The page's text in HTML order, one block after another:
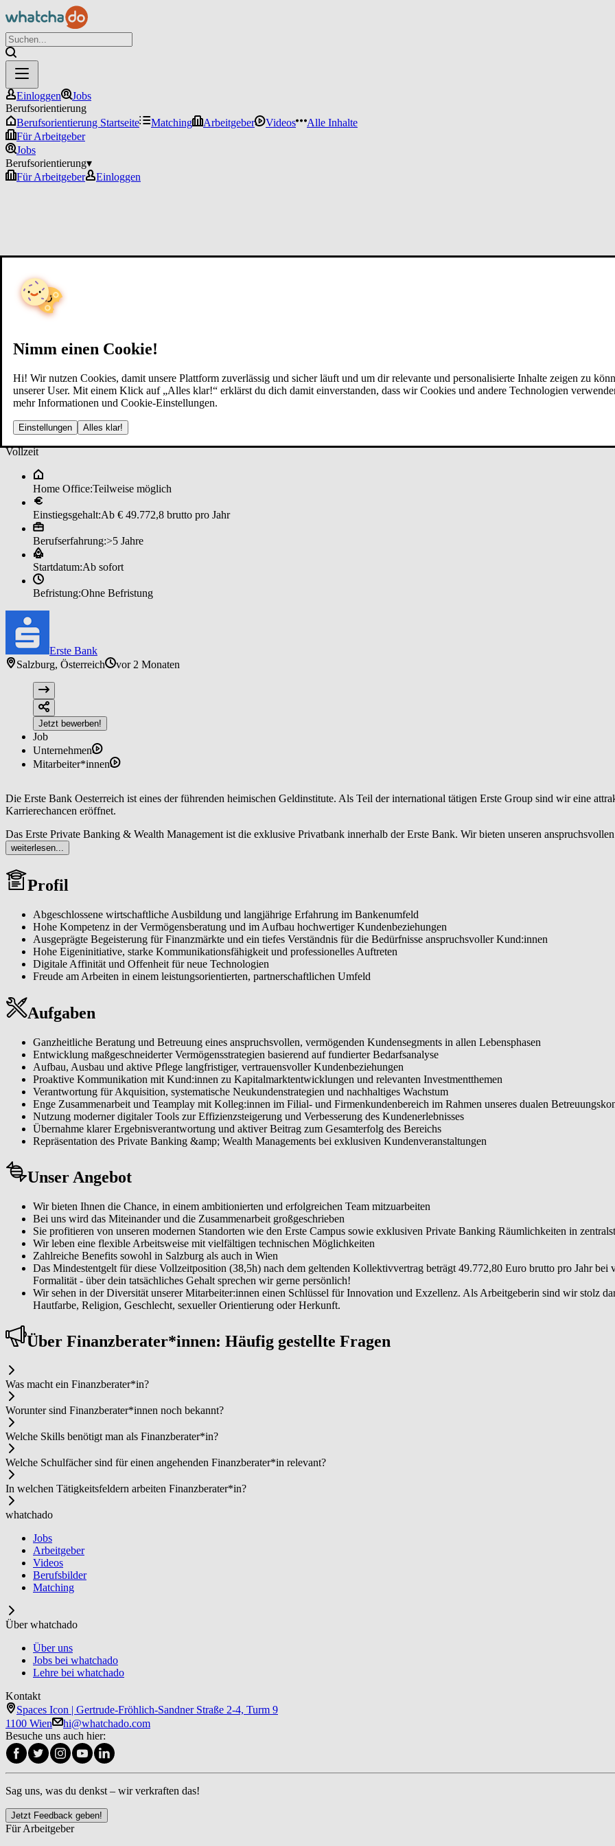
Nimm einen Cookie!
Hi! Wir nutzen Cookies, damit unsere Plattform zuverlässig und sicher läuft und um dir relevante und personalisierte Inhalte zeigen zu
unserer User. Mit einem Klick auf „Alles klar!“ erklärst du dich damit einverstanden, dass wir Cookies und andere Technologien
mehr Informationen und Cookie-Einstellungen.
Einstellungen Alles klar!
Einloggen
Jobs
Berufsorientierung
Berufsorientierung Startseite
Matching Arbeitgeber Videos
Alle Inhalte
Für Arbeitgeber
Jobs
Berufsorientierung▾
Für Arbeitgeber
Einloggen
Pri­va­te Ban­kin­g & Wealt­h ­Ma­nage­men­t - Be­ra­ter:in (w/m/d)
Vollzeit
Home Office:Teilweise möglich
Einstiegsgehalt:Ab € 49.772,8 brutto pro Jahr
Berufserfahrung:>5 Jahre
Startdatum:Ab sofort
Befristung:Ohne Befristung
Erste Bank
Salzburg, Österreich
vor 2 Monaten
Jetzt bewerben!
Job
Unternehmen
Mitarbeiter*innen
Die Erste Bank Oesterreich ist eines der führenden heimischen Geldinstitute. Als Teil der international tätigen Erste Group sind wir eine
Karrierechancen eröffnet.
Das Erste Private Banking & Wealth Management ist die exklusive Privatbank innerhalb der Erste Bank. Wir bieten unseren
exzellenter persönliche Betreuung, unterstützt durch modernste digitale Lösungen. Unsere Kund:innen erleben das modernste Private
einer internationalen Universalbank mit Töchtern in Zentraleuropa und über 200 Jahren Erfahrung, Stabilität und Sicherheit kombiniert.
Zur Verstärkung unseres Standortes in Salzburg suchen wir erfahrene Berater:innen mit Leidenschaft für Finanzmärkte, ausgeprägter
Privatkund:innen.
weiterlesen...
Profil
Abgeschlossene wirtschaftliche Ausbildung und langjährige Erfahrung im Bankenumfeld
Hohe Kompetenz in der Vermögensberatung und im Aufbau hochwertiger Kundenbeziehungen
Ausgeprägte Begeisterung für Finanzmärkte und ein tiefes Verständnis für die Bedürfnisse anspruchsvoller Kund:innen
Hohe Eigeninitiative, starke Kommunikationsfähigkeit und professionelles Auftreten
Digitale Affinität und Offenheit für neue Technologien
Freude am Arbeiten in einem leistungsorientierten, partnerschaftlichen Umfeld
Aufgaben
Ganzheitliche Beratung und Betreuung eines anspruchsvollen, vermögenden Kundensegments in allen Lebensphasen
Entwicklung maßgeschneiderter Vermögensstrategien basierend auf fundierter Bedarfsanalyse
Aufbau, Ausbau und aktive Pflege langfristiger, vertrauensvoller Kundenbeziehungen
Proaktive Kommunikation mit Kund:innen zu Kapitalmarktentwicklungen und relevanten Investmentthemen
Verantwortung für Akquisition, systematische Neukundenstrategien und nachhaltiges Wachstum
Enge Zusammenarbeit und Teamplay mit Kolleg:innen im Filial- und Firmenkundenbereich im Rahmen unseres dualen
Nutzung moderner digitaler Tools zur Effizienzsteigerung und Verbesserung des Kundenerlebnisses
Übernahme klarer Ergebnisverantwortung und aktiver Beitrag zum Gesamterfolg des Bereichs
Repräsentation des Private Banking &amp; Wealth Managements bei exklusiven Kundenveranstaltungen
Unser Angebot
Wir bieten Ihnen die Chance, in einem ambitionierten und erfolgreichen Team mitzuarbeiten
Bei uns wird das Miteinander und die Zusammenarbeit großgeschrieben
Sie profitieren von unseren modernen Standorten wie den Erste Campus sowie exklusiven Private Banking Räumlichkeiten in
Wir leben eine flexible Arbeitsweise mit vielfältigen technischen Möglichkeiten
Zahlreiche Benefits sowohl in Salzburg als auch in Wien
Das Mindestentgelt für diese Vollzeitposition (38,5h) nach dem geltenden Kollektivvertrag beträgt 49.772,80 Euro brutto pro Jahr
Formalität - über dein tatsächliches Gehalt sprechen wir gerne persönlich!
Wir sehen in der Diversität unserer Mitarbeiter:innen einen Schlüssel für Innovation und Exzellenz. Als Arbeitgeberin sind wir stolz
Hautfarbe, Religion, Geschlecht, sexueller Orientierung oder Herkunft.
Über Fi­nanz­be­ra­ter*in­nen: Häufig gestellte Fragen
Was macht ein Fi­nanz­be­ra­ter*in?
Worunter sind Fi­nanz­be­ra­ter*in­nen noch bekannt?
Welche Skills benötigt man als Fi­nanz­be­ra­ter*in?
Welche Schulfächer sind für einen angehenden Fi­nanz­be­ra­ter*in relevant?
In welchen Tätigkeitsfeldern arbeiten Fi­nanz­be­ra­ter*in?
whatchado
Jobs
Arbeitgeber
Videos
Berufsbilder
Matching
Über whatchado
Über uns
Jobs bei whatchado
Lehre bei whatchado
Kontakt
Spaces Icon | Gertrude-Fröhlich-Sandner Straße 2-4, Turm 9
1100 Wien
hi@whatchado.com
Besuche uns auch hier:
Sag uns, was du denkst – wir verkraften das!
Jetzt Feedback geben!
Für Arbeitgeber